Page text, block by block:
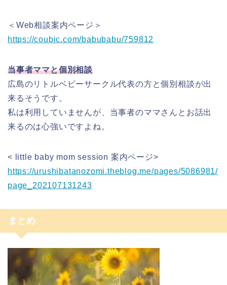
＜Web相談案内ページ＞
https://coubic.com/babubabu/759812
当事者ママと個別相談
広島のリトルベビーサークル代表の方と個別相談が出
来るそうです。
私は利用していませんが、当事者のママさんとお話出
来るのは心強いですよね。
< little baby mom session 案内ページ>
https://urushibatanozomi.theblog.me/pages/5086981/
page_202107131243
まとめ